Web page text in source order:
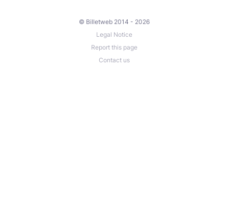
© Billetweb 2014 - 2026
Legal Notice
Report this page
Contact us